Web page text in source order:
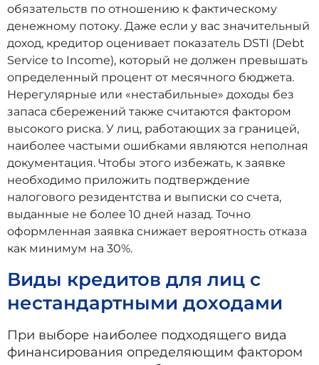
обязательств по отношению к фактическому
денежному потоку. Даже если у вас значительный
доход, кредитор оценивает показатель DSTI (Debt
Service to Income), который не должен превышать
определенный процент от месячного бюджета.
Нерегулярные или «нестабильные» доходы без
запаса сбережений также считаются фактором
высокого риска. У лиц, работающих за границей,
наиболее частыми ошибками являются неполная
документация. Чтобы этого избежать, к заявке
необходимо приложить подтверждение
налогового резидентства и выписки со счета,
выданные не более 10 дней назад. Точно
оформленная заявка снижает вероятность отказа
как минимум на 30%.
Виды кредитов для лиц с
нестандартными доходами
При выборе наиболее подходящего вида
финансирования определяющим фактором